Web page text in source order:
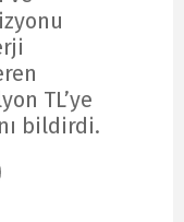
TL’ye
bildirdi.